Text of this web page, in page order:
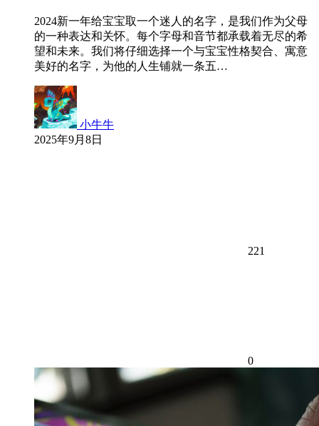
2024新一年给宝宝取一个迷人的名字，是我们作为父母
的一种表达和关怀。每个字母和音节都承载着无尽的希
望和未来。我们将仔细选择一个与宝宝性格契合、寓意
美好的名字，为他的人生铺就一条五…
小牛牛
2025年9月8日
221
0